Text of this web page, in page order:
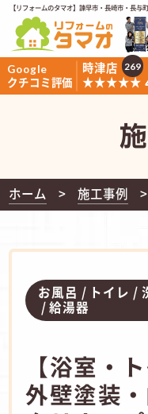
【リフォームのタマオ】諫早市・長崎市・長与
Google
クチコミ評価
時津店
★★★★★
269
ホーム 施工事例
お風呂 トイレ
給湯器
【浴室・
外壁塗装・